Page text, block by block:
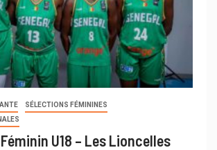
SÉLECTIONS FÉMININES
U18 – Les Lioncelles